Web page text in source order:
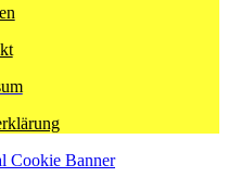
Cookie Banner